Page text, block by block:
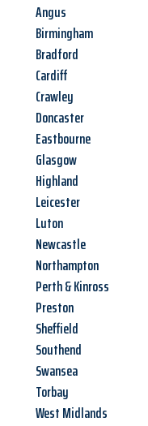
Angus
Birmingham
Bradford
Cardiff
Crawley
Doncaster
Eastbourne
Glasgow
Highland
Leicester
Luton
Newcastle
Northampton
Perth & Kinross
Preston
Sheffield
Southend
Swansea
Torbay
West Midlands